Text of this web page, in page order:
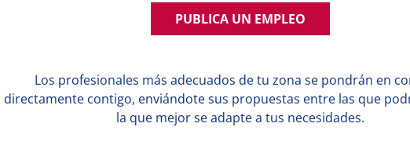
PUBLICA UN EMPLEO
Los profesionales más adecuados de tu zona se pondrán en
directamente contigo, enviándote sus propuestas entre las que
la que mejor se adapte a tus necesidades.